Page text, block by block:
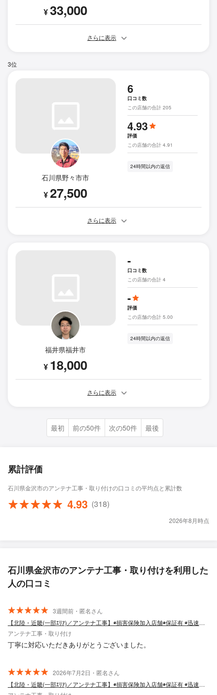
¥33,000
さらに表示
3位
石川県野々市市
¥27,500
6
口コミ数
この店舗の合計 205
4.93
評価
この店舗の合計 4.91
24時間以内の返信
さらに表示
福井県福井市
¥ 18,000
-
口コミ数
この店舗の合計 4
-
評価
この店舗の合計 5.00
24時間以内の返信
さらに表示
最初 前の50件 次の50件 最後
累計評価
石川県金沢市のアンテナ工事・取り付けの口コミの平均点と累計数
4.93 (318)
2026年8月時点
石川県金沢市のアンテナ工事・取り付けを利用した
人の口コミ
3週間前・匿名さん
【北陸・近畿(一部ｴﾘｱ)／アンテナ工事】◉損害保険加入店舗◉保証有 ◉迅速対応
アンテナ工事・取り付け
丁寧に対応いただきありがとうございました。
2026年7月2日・匿名さん
【北陸・近畿(一部ｴﾘｱ)／アンテナ工事】◉損害保険加入店舗◉保証有 ◉迅速対応